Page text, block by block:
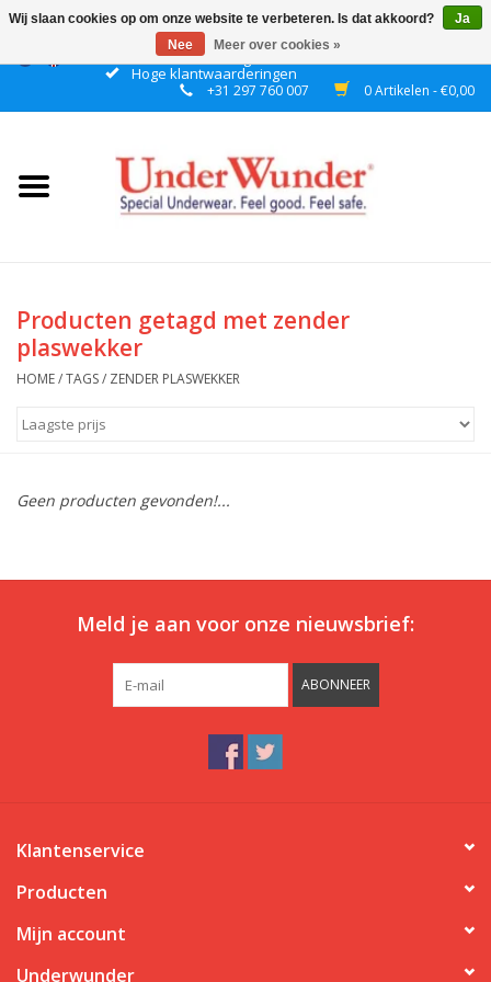
Gratis verzending boven € 50 binnen NL
Hoge klantwaarderingen
+31 297 760 007 0 Artikelen - €0,00
Home
Meisjes
Producten getagd met zender
plaswekker
HOME/TAGS/ ZENDER PLASWEKKER
Geen producten gevonden!...
Meld je aan voor onze nieuwsbrief:
ABONNEER
Klantenservice
Producten
Mijn account
Underwunder
Wij slaan cookies op om onze website te verbeteren. Is dat akkoord?
Ja
Nee
Meer over cookies »